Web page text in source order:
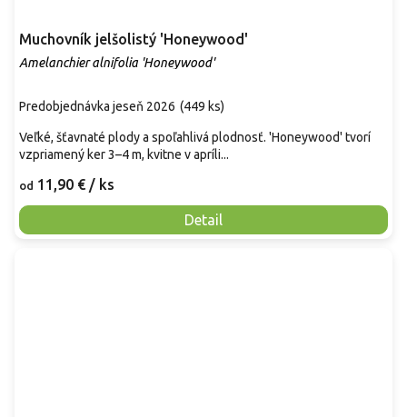
Muchovník jelšolistý 'Honeywood'
Amelanchier alnifolia 'Honeywood'
Predobjednávka jeseň 2026 (449 ks)
od 11,90 € / ks
Detail
Veľké, šťavnaté plody a spoľahlivá plodnosť. 'Honeywood' tvorí
vzpriamený ker 3–4 m, kvitne v apríli...